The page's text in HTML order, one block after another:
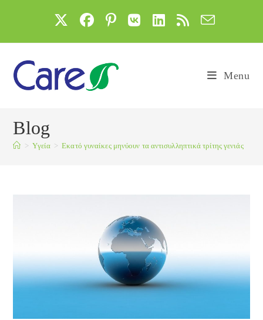
Menu
Blog
> Yγεία > Εκατό γυναίκες μηνύουν τα αντισυλληπτικά τρίτης γενιάς